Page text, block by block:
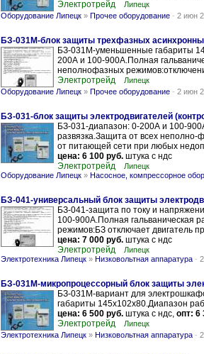
Электротрейд
Липецк
Оборудование Липецк » Прочее оборудование - 2 июн
БЗ-031М-блок защиты трехфазных
БЗ-031М-уменьшенные габариты
200А и 100-900А.Полная
неполнофазных
Электротрейд
Липецк
Оборудование Липецк » Прочее оборудование - 2 июн
БЗ-031-блок защиты электродвигателей
БЗ-031-диапазон: 0-200А и 100-
развязка.Защита от всех
от питающей сети при любых
цена: 6 100 руб. штука с ндс
Электротрейд
Липецк
Оборудование Липецк » Насосное, компрессорное
БЗ-041-универсальный блок защиты
БЗ-041-защита по току и
100-900А.Полная гальваническая
режимов:БЗ отключает двигатель
цена: 7 000 руб. штука с ндс
Электротрейд
Липецк
Электротехника Липецк » Низковольтная аппаратура -
БЗ-031М-микропроцессорный блок защиты
БЗ-031М-вариант для
габариты 145х102х80.Диапазон
цена: 6 500 руб. штука с ндс, опт: 6
Электротрейд
Липецк
Электротехника Липецк » Низковольтная аппаратура -